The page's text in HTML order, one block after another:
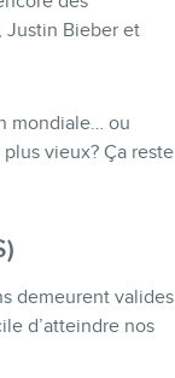
Justin Bieber et
mondiale… ou
vieux? Ça reste
demeurent valides
d’atteindre nos